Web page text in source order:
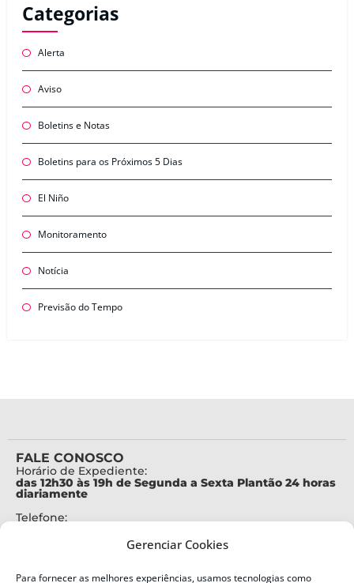
Gerenciar Cookies
Para fornecer as melhores experiências, usamos tecnologias como
Categorias
Alerta
Aviso
Boletins e Notas
Boletins para os Próximos 5 Dias
El Niño
Monitoramento
Notícia
Previsão do Tempo
FALE CONOSCO
Horário de Expediente:
das 12h30 às 19h de Segunda a Sexta Plantão 24 horas
diariamente
Telefone: